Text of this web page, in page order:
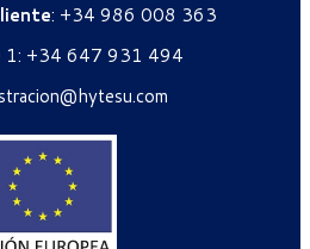
: +34 986 008 363
1: +34 647 931 494